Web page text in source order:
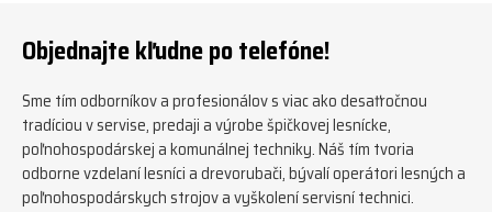
#firewoodproduction
Objednajte kľudne po telefóne!
Sme tím odborníkov a profesionálov s viac ako desaťročnou
tradíciou v servise, predaji a výrobe špičkovej lesnícke,
poľnohospodárskej a komunálnej techniky. Náš tím tvoria
odborne vzdelaní lesníci a drevorubači, bývalí operátori lesných a
poľnohospodárskych strojov a vyškolení servisní technici.